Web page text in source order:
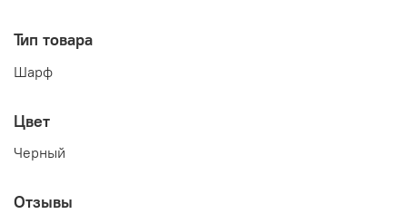
Тип товара
Шарф
Цвет
Черный
Отзывы